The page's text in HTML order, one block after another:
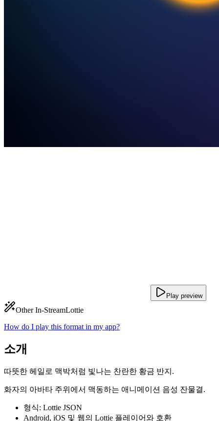
Play preview
Other In-StreamLottie
How do I play this format in my app?
소개
따뜻한 헤일로 맥박처럼 빛나는 찬란한 황금 반지.
화자의 아바타 주위에서 맥동하는 애니메이션 음성 잔물결.
형식: Lottie JSON
Android, iOS 및 웹의 Lottie 플레이어와 호환